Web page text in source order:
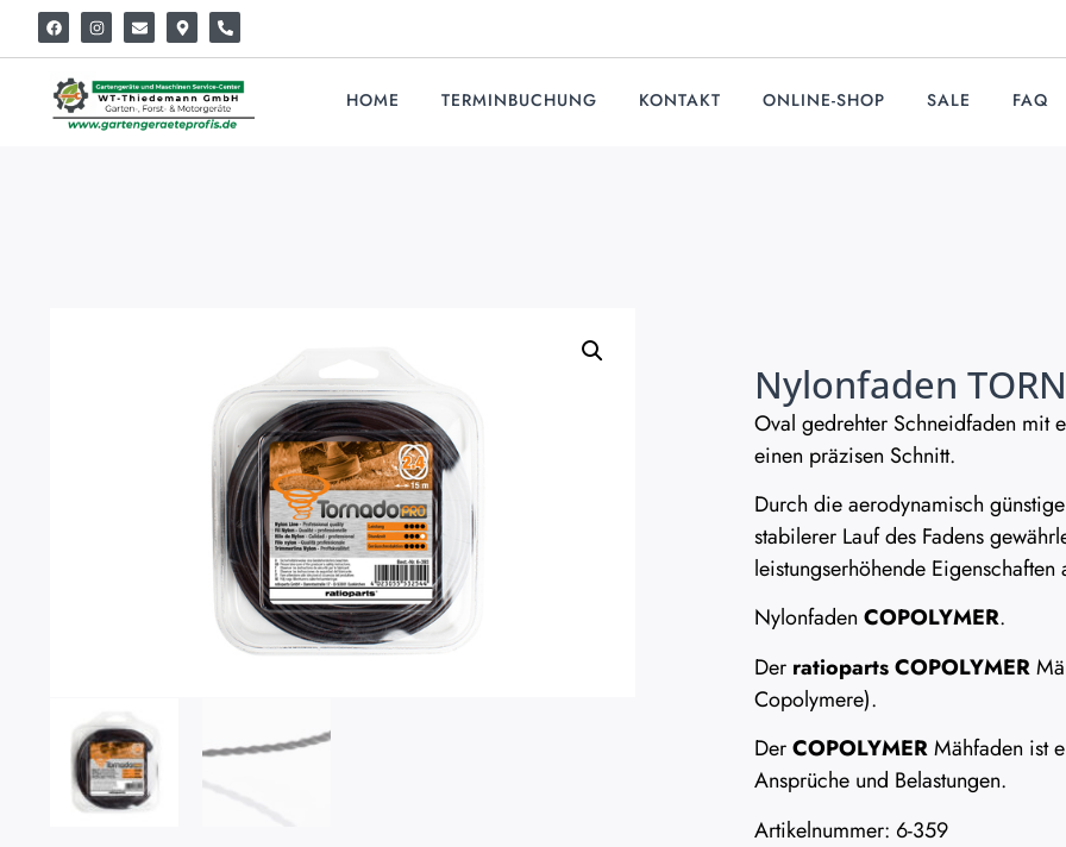
HOME TERMINBUCHUNG KONTAKT ONLINE-SHOP SALE FAQ
Nylonfaden
Oval gedrehter Schneidfaden mit
einen präzisen Schnitt.
Durch die aerodynamisch
stabilerer Lauf des Fadens
leistungserhöhende Eigenschaften
Nylonfaden COPOLYMER.
Der ratioparts COPOLYMER
Copolymere).
DerCOPOLYMERMähfaden ist
Ansprüche und Belastungen.
Artikelnummer: 6-359